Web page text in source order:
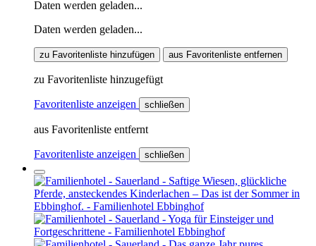
Daten werden geladen...
Daten werden geladen...
zu Favoritenliste hinzufügen aus Favoritenliste entfernen
zu Favoritenliste hinzugefügt
Favoritenliste anzeigen schließen
aus Favoritenliste entfernt
Favoritenliste anzeigen schließen